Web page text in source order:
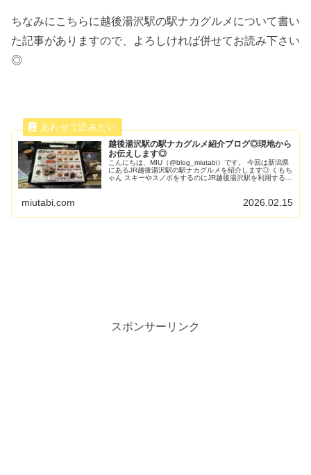
ちなみにこちらに越後湯沢駅の駅ナカグルメについて書い
た記事がありますので、よろしければ併せてお読み下さい
◎
越後湯沢駅の駅ナカグルメ紹介ブログ◎現地から
お伝えします◎
こんにちは、MIU（@blog_miutabi）です。 今回は新潟県
にあるJR越後湯沢駅の駅ナカグルメを紹介します◎ くもち
ゃん スキーやスノボをするのにJR越後湯沢駅を利用するん
miutabi.com 2026.02.15
スポンサーリンク